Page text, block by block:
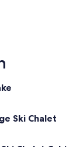
Ski Chalet